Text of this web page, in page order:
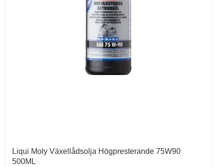
Liqui Moly Växellådsolja Högpresterande 75W90
500ML